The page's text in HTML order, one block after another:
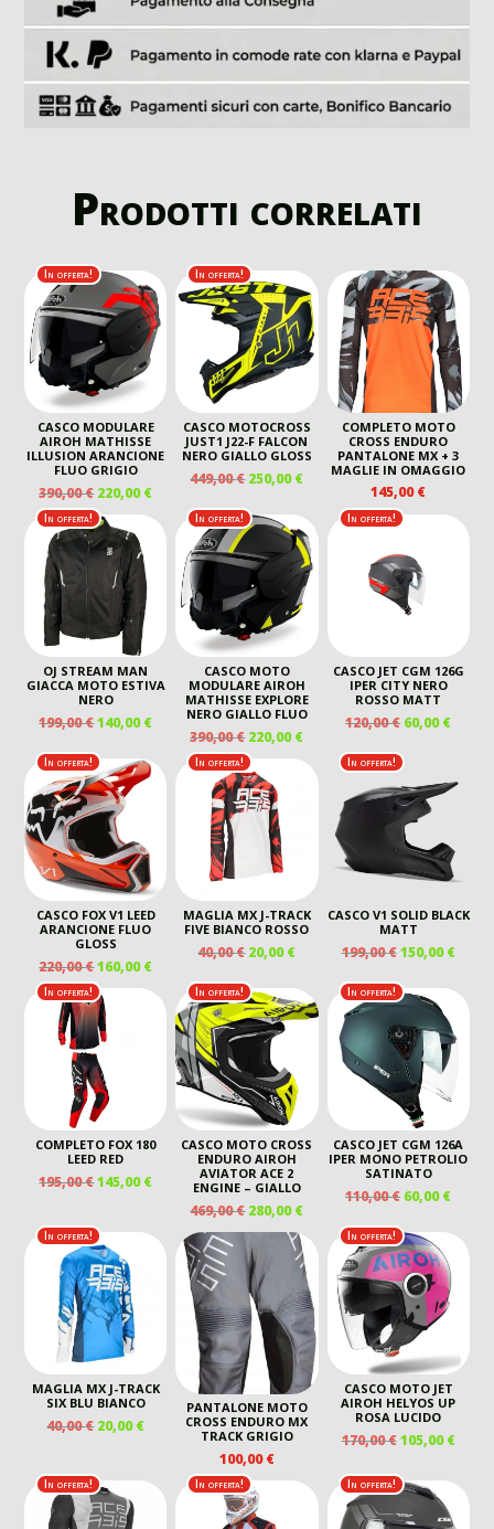
Prodotti correlati
In offerta!
CASCO MODULARE
AIROH MATHISSE
ILLUSION ARANCIONE
FLUO GRIGIO
390,00€ IL
PREZZO
ORIGINALE
ERA:
390,00 €.
220,00€IL
PREZZO
ATTUALE
220,00 €.
In offerta!
CASCO MOTOCROSS
JUST1 J22-F FALCON
NERO GIALLO GLOSS
449,00€ IL
ORIGINALE
ERA:
449,00 €.
250,00€IL
ATTUALE
È:
250,00 €.
COMPLETO MOTO
CROSS ENDURO
PANTALONE MX + 3
MAGLIE IN OMAGGIO
145,00€
In offerta!
OJ STREAM MAN
GIACCA MOTO ESTIVA
NERO
199,00€IL
ORIGINALE
ERA:
199,00 €.
140,00€IL
PREZZO
ATTUALE
È:
In offerta!
CASCO MOTO
MODULARE AIROH
MATHISSE EXPLORE
NERO GIALLO FLUO
390,00€ IL
PREZZO
ORIGINALE
ERA:
390,00 €.
220,00€IL
PREZZO
ATTUALE
220,00 €.
In offerta!
CASCO JET CGM 126G
IPER CITY NERO
ROSSO MATT
120,00€ IL
ORIGINALE
ERA:
120,00 €.
60,00€IL
È:
In offerta!
CASCO FOX V1 LEED
ARANCIONE FLUO
GLOSS
220,00€IL
PREZZO
ORIGINALE
ERA:
220,00 €.
160,00€IL
PREZZO
ATTUALE
160,00 €.
In offerta!
MAGLIA MX J-TRACK
FIVE BIANCO ROSSO
40,00€ IL
ORIGINALE
ERA:
40,00 €.
20,00€IL
ATTUALE
È:
20,00 €.
In offerta!
CASCO V1 SOLID BLACK
MATT
199,00€ IL
ORIGINALE
ERA:
199,00 €.
150,00€IL
In offerta!
COMPLETO FOX 180
LEED RED
195,00€IL
ERA:
195,00 €.
145,00€IL
ATTUALE
È:
145,00 €.
In offerta!
CASCO MOTO CROSS
ENDURO AIROH
AVIATOR ACE 2
ENGINE – GIALLO
469,00€ IL
PREZZO
ORIGINALE
ERA:
469,00 €.
280,00€IL
PREZZO
ATTUALE
È:
280,00 €.
In offerta!
CASCO JET CGM 126A
IPER MONO PETROLIO
SATINATO
110,00€ IL
ORIGINALE
ERA:
110,00 €.
60,00€IL
60,00
In offerta!
MAGLIA MX J-TRACK
SIX BLU BIANCO
40,00€ IL
ERA:
40,00 €.
20,00€IL
È:
20,00 €.
PANTALONE MOTO
CROSS ENDURO MX
TRACK GRIGIO
100,00€
In offerta!
CASCO MOTO JET
AIROH HELYOS UP
ROSA LUCIDO
170,00€ IL
ORIGINALE
ERA:
170,00 €.
105,00€IL
È:
In offerta! In offerta! In offerta!